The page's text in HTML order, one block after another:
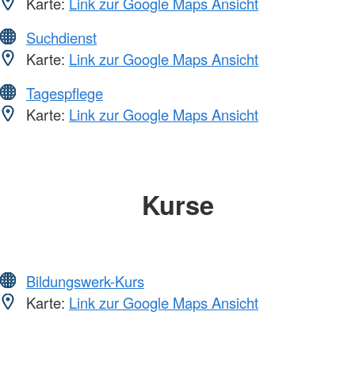
Suchdienst
Karte: Link zur Google Maps Ansicht
Tagespflege
Karte: Link zur Google Maps Ansicht
Kurse
Bildungswerk-Kurs
Karte: Link zur Google Maps Ansicht